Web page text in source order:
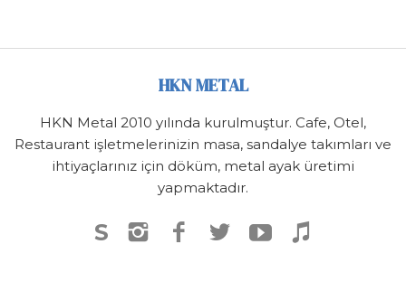
HKN METAL
HKN Metal 2010 yılında kurulmuştur. Cafe, Otel,
Restaurant işletmelerinizin masa, sandalye takımları ve
ihtiyaçlarınız için döküm, metal ayak üretimi
yapmaktadır.
S